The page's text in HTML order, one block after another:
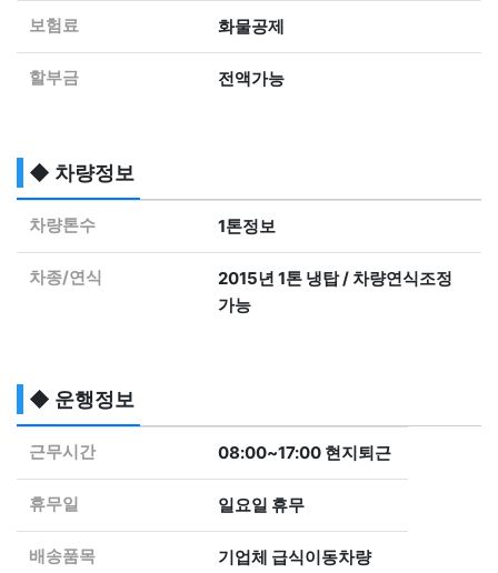
보험료 화물공제
할부금 전액가능
◆ 차량정보
차량톤수 1톤정보
차종/연식
2015년 1톤 냉탑 / 차량연식조정
가능
◆ 운행정보
근무시간 08:00~17:00 현지퇴근
휴무일 일요일 휴무
배송품목 기업체 급식이동차량